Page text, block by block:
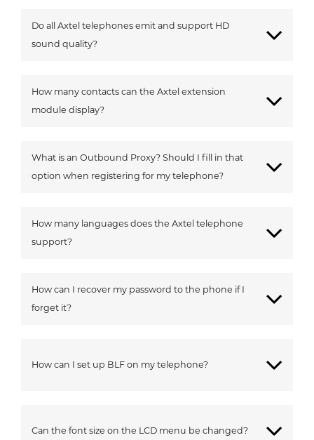
Do all Axtel telephones emit and support HD
sound quality?
How many contacts can the Axtel extension
module display?
What is an Outbound Proxy? Should I fill in that
option when registering for my telephone?
How many languages does the Axtel telephone
support?
How can I recover my password to the phone if I
forget it?
How can I set up BLF on my telephone?
Can the font size on the LCD menu be changed?